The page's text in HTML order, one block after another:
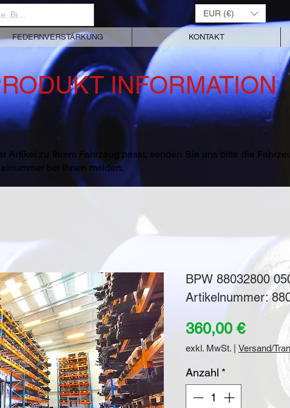
EUR (€)
FEDERNVERSTÄRKUNG KONTAKT
INFORMATION
Artikel zu Ihrem Fahrzeug passt, senden Sie uns bitte die
bei Ihnen melden.
BPW 88032800
Artikelnummer:
360,00 €Preis
exkl. MwSt. Versand/
Anzahl *